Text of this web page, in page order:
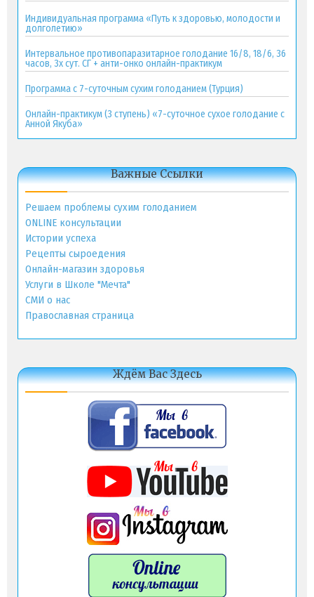
Индивидуальная программа «Путь к здоровью, молодости и
долголетию»
Интервальное противопаразитарное голодание 16/8, 18/6, 36
часов, 3х сут. СГ + анти-онко онлайн-практикум
Программа с 7-суточным сухим голоданием (Турция)
Онлайн-практикум (3 ступень) «7-суточное сухое голодание с
Анной Якуба»
Важные Ссылки
Решаем проблемы сухим голоданием
ONLINE консультации
Истории успеха
Рецепты сыроедения
Онлайн-магазин здоровья
Услуги в Школе "Мечта"
СМИ о нас
Православная страница
Ждём Вас Здесь